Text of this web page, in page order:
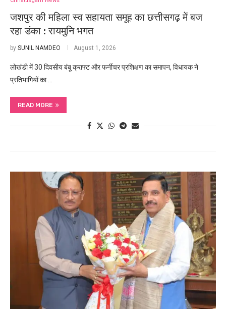
जशपुर की महिला स्व सहायता समूह का छत्तीसगढ़ में बज
रहा डंका : रायमुनि भगत
by SUNIL NAMDEO August 1, 2026
लोखंडी में 30 दिवसीय बंबू क्राफ्ट और फर्नीचर प्रशिक्षण का समापन, विधायक ने
प्रतिभागियों का …
READ MORE